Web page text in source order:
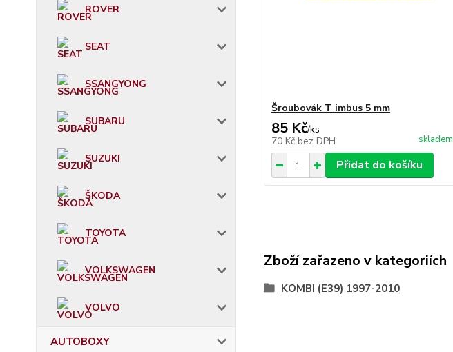
ROVER
SEAT
SSANGYONG
SUBARU
SUZUKI
ŠKODA
TOYOTA
VOLKSWAGEN
VOLVO
AUTOBOXY
Šroubovák T imbus 5 mm
85 Kč/ks
70 Kč bez DPH skladem
Přidat do košíku
Zboží zařazeno v kategoriích
KOMBI (E39) 1997-2010